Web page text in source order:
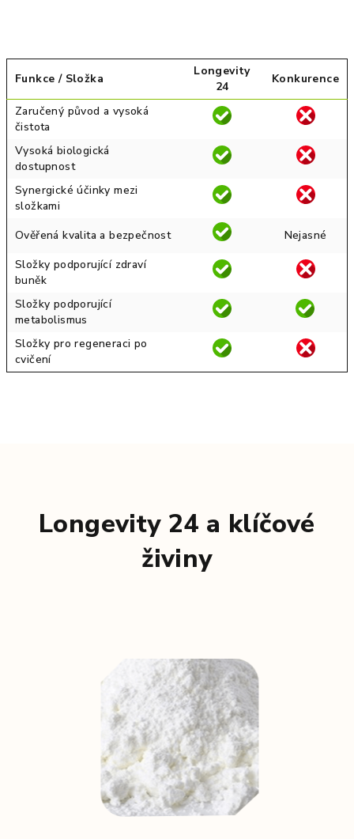
Funkce / Složka
Longevity
24
Konkurence
Zaručený původ a vysoká
čistota
Vysoká biologická
dostupnost
Synergické účinky mezi
složkami
Ověřená kvalita a bezpečnost
Nejasné
Složky podporující zdraví
buněk
Složky podporující
metabolismus
Složky pro regeneraci po
cvičení
Longevity 24 a klíčové
živiny